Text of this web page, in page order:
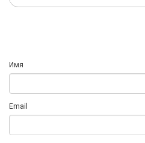
Имя
Email